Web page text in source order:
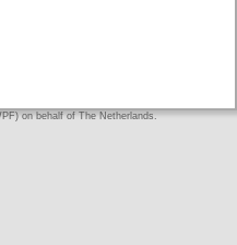
on behalf of The Netherlands.